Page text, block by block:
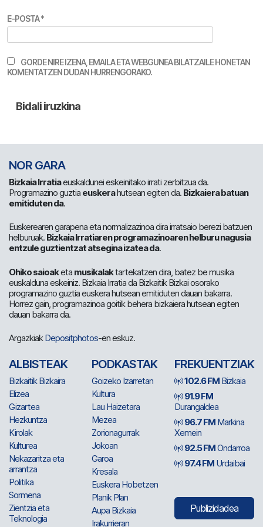
E-POSTA*
GORDE NIRE IZENA, EMAILA ETA WEBGUNEA BILATZAILE HONETAN
KOMENTATZEN DUDAN HURRENGORAKO.
NOR GARA
Bizkaia Irratiaeuskaldunei eskeinitako irrati zerbitzua da.
Programazino guztia euskerahutsean egiten da. Bizkaiera batuan
emitiduten da.
Euskerearen garapena eta normalizazinoa dira irratsaio berezi batzuen
helburuak. Bizkaia Irratiaren programazinoaren helburu nagusia
entzule guztientzat atsegina izatea da.
Ohiko saioaketa musikalaktartekatzen dira, batez be musika
euskalduna eskeiniz. Bizkaia Irratia da Bizkaitik Bizkai osorako
programazino guztia euskera hutsean emitiduten dauan bakarra.
Horrez gain, programazinoa goitik behera bizkaiera hutsean egiten
dauan bakarra da.
ArgazkiakDepositphotos-en eskuz.
ALBISTEAK
Bizkaitik Bizkaira
Elizea
Gizartea
Hezkuntza
Kirolak
Kulturea
Nekazaritza eta
arrantza
Politika
Sormena
Zientzia eta
Teknologia
PODKASTAK
Goizeko Izarretan
Kultura
Lau Haizetara
Mezea
Zorionagurrak
Jokoan
Garoa
Kresala
Euskera Hobetzen
Planik Plan
Aupa Bizkaia
Irakurrieran
FREKUENTZIAK
102.6 FM Bizkaia
91.9 FM
Durangaldea
96.7 FM Markina
Xemein
92.5 FMOndarroa
97.4 FM Urdaibai
Publizidadea